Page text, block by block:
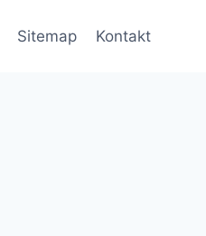
Sitemap Kontakt